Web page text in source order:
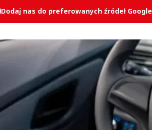
Dodaj nas do preferowanych źródeł Google